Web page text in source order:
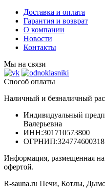
Доставка и оплата
Гарантия и возврат
О компании
Новости
Контакты
Мы на связи
Способ оплаты
Наличный и безналичный
Индивидуальный
Валерьевна
ИНН:301710573800
ОГРНИП
Информация, размещенная на
офертой.
R-sauna.ru Печи, Котлы,